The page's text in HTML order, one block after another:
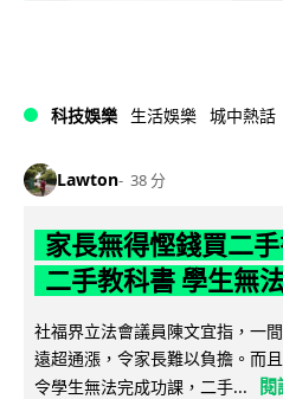
科技娛樂 生活娛樂 城中熱話
Lawton 38 分
家長無得慳錢買二
二手教科書 學生無
社福界立法會議員陳文宜指，一
遠超通漲，令家長難以負擔。而
令學生無法完成功課，二手...
閱